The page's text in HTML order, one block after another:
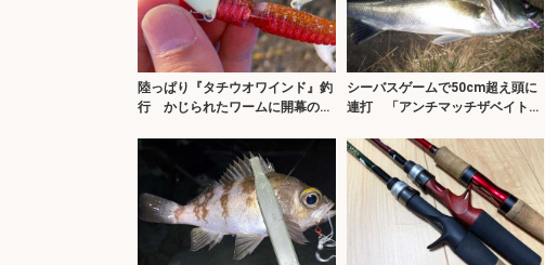
陸っぱり『タチウオワインド』釣
行 かじられたワームに開幕の気
シーバスゲームで50cm超え頭に
連打 「アンチマッチザベイト」